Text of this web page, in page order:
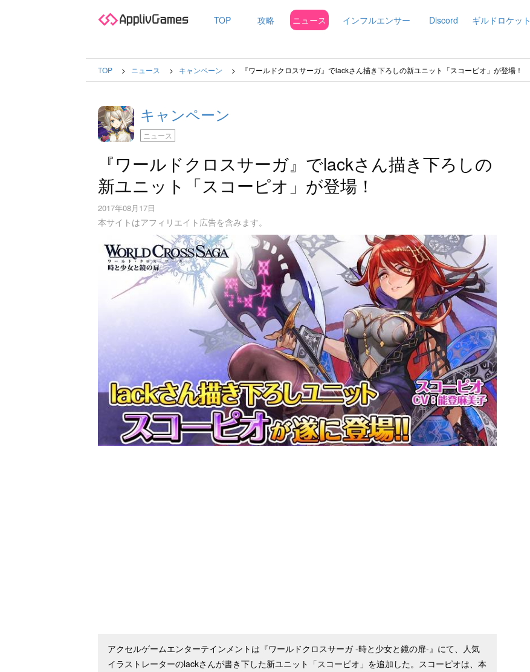
TOP 攻略 ニュース インフルエンサー Discord ギルドロケット
TOP ニュース キャンペーン 『ワールドクロスサーガ』でlackさん描き下ろしの新ユニット「スコーピオ」が登場！
キャンペーン
ニュース
『ワールドクロスサーガ』でlackさん描き下ろしの
新ユニット「スコーピオ」が登場！
2017年08月17日
本サイトはアフィリエイト広告を含みます。
アクセルゲームエンターテインメントは『ワールドクロスサーガ -時と少女と鏡の扉-』にて、人気
イラストレーターのlackさんが書き下した新ユニット「スコーピオ」を追加した。スコーピオは、本